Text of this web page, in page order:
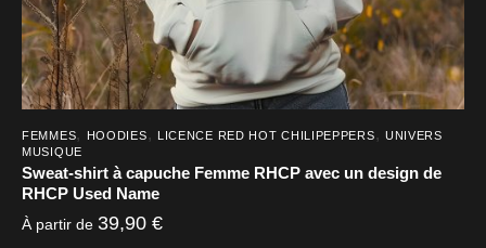
produit
FEMMES, HOODIES, LICENCE RED HOT CHILIPEPPERS, UNIVERS
MUSIQUE
Sweat-shirt à capuche Femme RHCP avec un design de
RHCP Used Name
À partir de 39,90 €